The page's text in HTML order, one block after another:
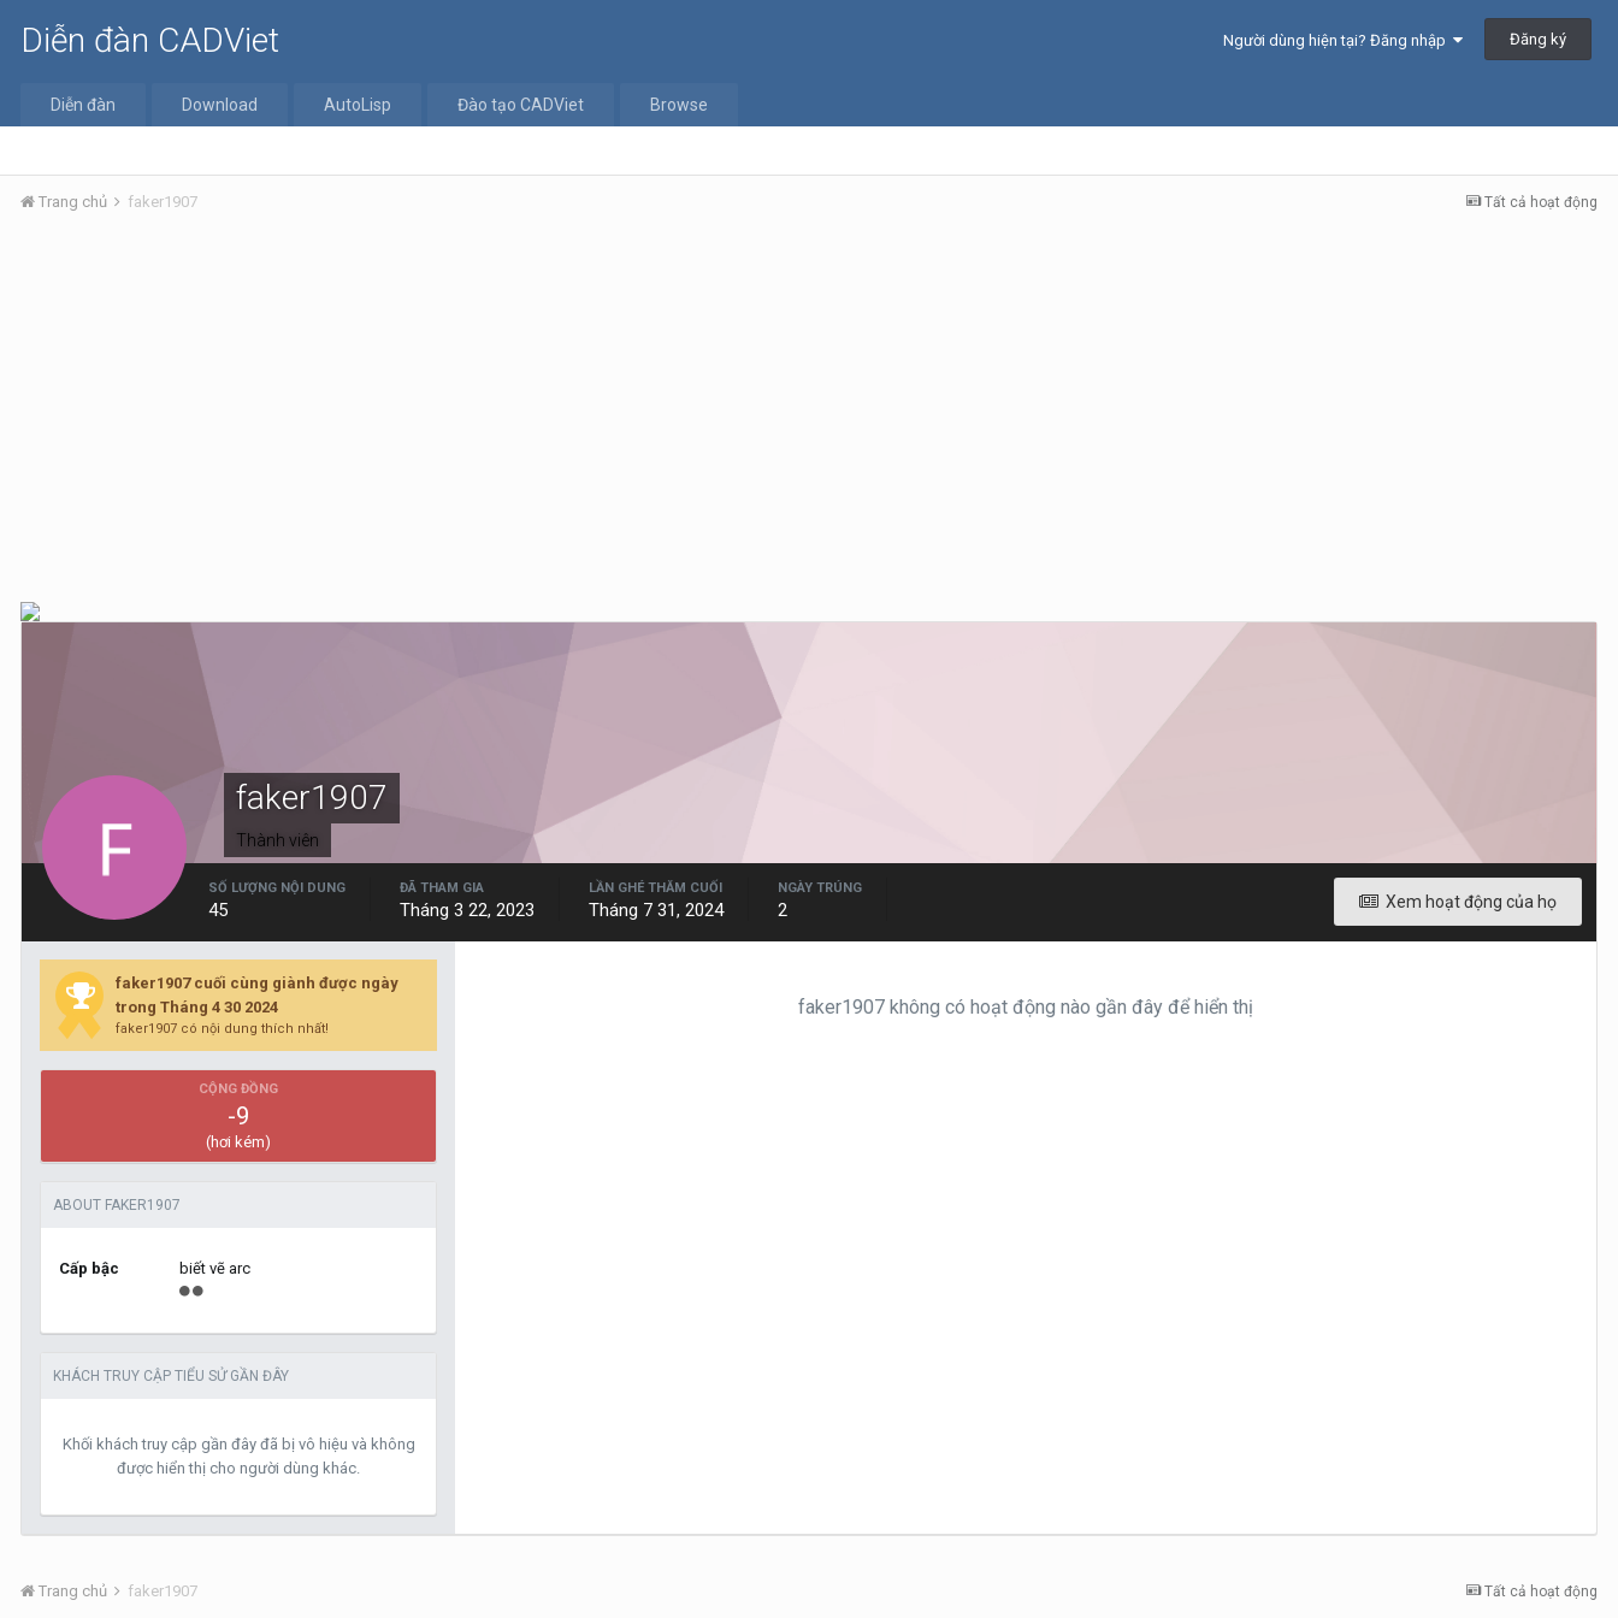
Diễn đàn CADViet Người dùng hiện tại? Đăng nhập Đăng ký
Diễn đàn Download AutoLisp Đào tạo CADViet Browse
Tất cả hoạt động
Trang chủ faker1907
faker1907
Thành viên
Xem hoạt động của họ
SỐ LƯỢNG NỘI DUNG
45
ĐÃ THAM GIA
Tháng 3 22, 2023
LẦN GHÉ THĂM CUỐI
Tháng 7 31, 2024
NGÀY TRÚNG
2
faker1907 cuối cùng giành được ngày
trong Tháng 4 30 2024
faker1907 có nội dung thích nhất!
CỘNG ĐỒNG
-9
(hơi kém)
ABOUT FAKER1907
Cấp bậc biết vẽ arc
KHÁCH TRUY CẬP TIỂU SỬ GẦN ĐÂY
Khối khách truy cập gần đây đã bị vô hiệu và không
được hiển thị cho người dùng khác.
faker1907 không có hoạt động nào gần đây để hiển thị
Tất cả hoạt động
Trang chủ faker1907